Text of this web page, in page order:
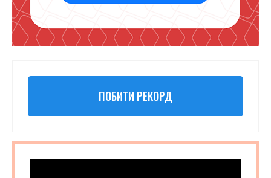
ПОБИТИ РЕКОРД